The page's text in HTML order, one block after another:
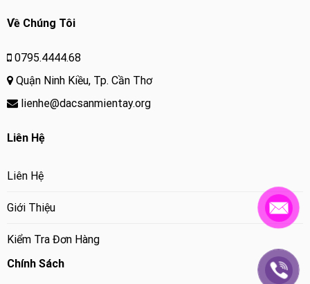
Về Chúng Tôi
0795.4444.68
Quận Ninh Kiều, Tp. Cần Thơ
lienhe@dacsanmientay.org
Liên Hệ
Liên Hệ
Giới Thiệu
Kiểm Tra Đơn Hàng
Chính Sách